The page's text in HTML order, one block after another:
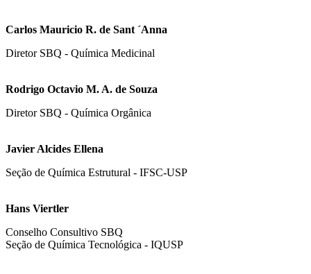
Carlos Mauricio R. de Sant ´Anna
Diretor SBQ - Química Medicinal
Rodrigo Octavio M. A. de Souza
Diretor SBQ - Química Orgânica
Javier Alcides Ellena
Seção de Química Estrutural - IFSC-USP
Hans Viertler
Conselho Consultivo SBQ
Seção de Química Tecnológica - IQUSP